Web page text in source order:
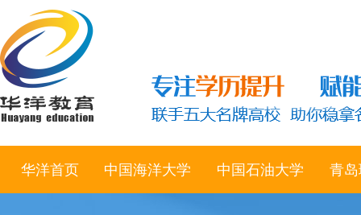
华洋首页 中国海洋大学 中国石油大学 青